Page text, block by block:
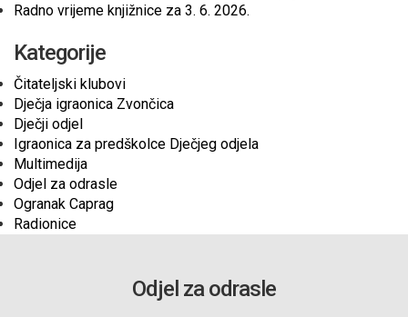
Radno vrijeme knjižnice za 3. 6. 2026.
Kategorije
Čitateljski klubovi
Dječja igraonica Zvončica
Dječji odjel
Igraonica za predškolce Dječjeg odjela
Multimedija
Odjel za odrasle
Ogranak Caprag
Radionice
Odjel za odrasle